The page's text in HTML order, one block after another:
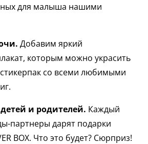
для малыша нашими
Добавим яркий
которым можно украсить
стикерпак со всеми любимыми
и родителей. Каждый
партнеры дарят подарки
BOX. Что это будет? Сюрприз!